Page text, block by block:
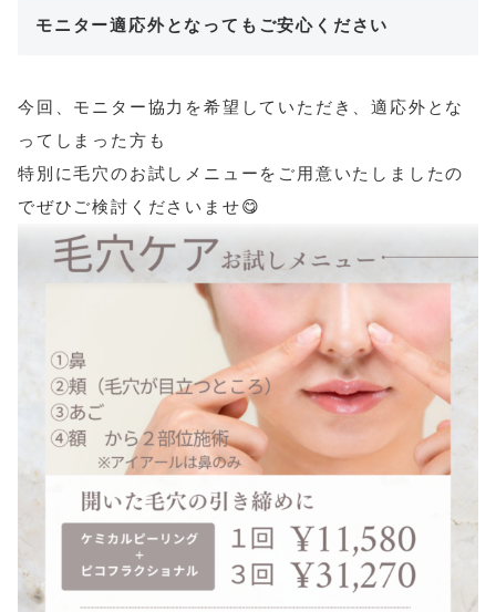
モニター適応外となってもご安心ください
今回、モニター協力を希望していただき、適応外とな
ってしまった方も
特別に毛穴のお試しメニューをご用意いたしましたの
でぜひご検討くださいませ😋